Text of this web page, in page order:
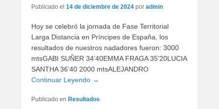
Publicado el 14 de diciembre de 2024 por admin
Hoy se celebró la jornada de Fase Territorial
Larga Distancia en Príncipes de España, los
resultados de nuestros nadadores fueron: 3000
mtsGABI SUÑER 34’40EMMA FRAGA 35’20LUCIA
SANTHA 36’40 2000 mtsALEJANDRO
Continuar Leyendo →
Publicado en Resultados